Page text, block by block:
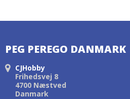
PEG PEREGO DANMARK
CJHobby
Frihedsvej 8
4700 Næstved
Danmark